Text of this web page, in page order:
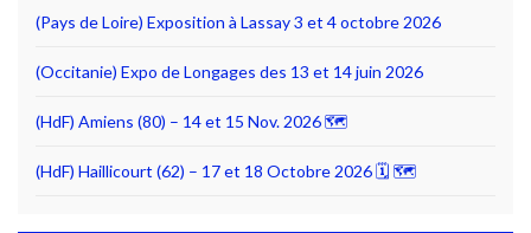
(Pays de Loire) Exposition à Lassay 3 et 4 octobre 2026
(Occitanie) Expo de Longages des 13 et 14 juin 2026
(HdF) Amiens (80) – 14 et 15 Nov. 2026 🗺
(HdF) Haillicourt (62) – 17 et 18 Octobre 2026 🗓 🗺